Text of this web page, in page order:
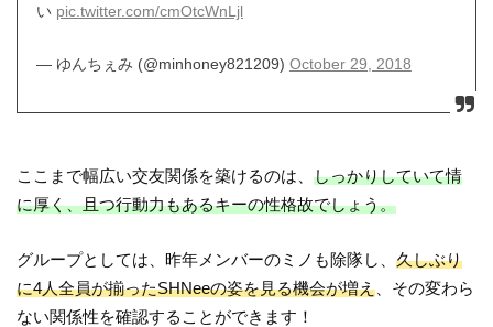
い pic.twitter.com/cmOtcWnLjl
— ゆんちぇみ (@minhoney821209) October 29, 2018
ここまで幅広い交友関係を築けるのは、しっかりしていて情
に厚く、且つ行動力もあるキーの性格故でしょう。
グループとしては、昨年メンバーのミノも除隊し、久しぶり
に4人全員が揃ったSHNeeの姿を見る機会が増え 、その変わら
ない関係性を確認することができます！